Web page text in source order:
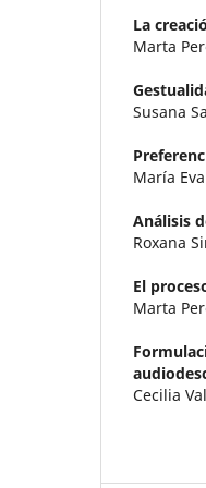
La
Marta
Susana
María
Análisis
Roxana
El
Marta
Cecilia